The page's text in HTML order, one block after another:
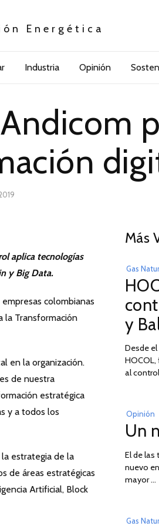
Energética
Industria Opinión
aplica tecnologías
y Big Data.
colombianas
la Transformación
en la organización.
de nuestra
estratégica
y a todos los
estrategia de la
de áreas estratégicas
Artificial, Block
Más
Gas
y
Desde
HOCOL,
al
Opinión
Un
El de las
nuevo
mayor …
Gas